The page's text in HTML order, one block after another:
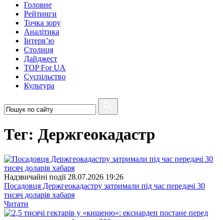
Головне
Рейтинги
Точка зору
Аналітика
Інтерв’ю
Столиця
Дайджест
TOP For UA
Суспiльство
Культура
Тег: Держгеокадастр
Надзвичайні події 28.07.2026 19:26
Посадовця Держгеокадастру затримали під час передачі 30
тисяч доларів хабаря
Читати